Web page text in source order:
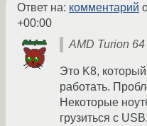
Ответ на: комментарий
+00:00
AMD Turion
Это K8,
работать.
Некоторые
грузиться с